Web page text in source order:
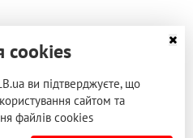
cookies
ви підтверджуєте, що
сайтом та
файлів cookies